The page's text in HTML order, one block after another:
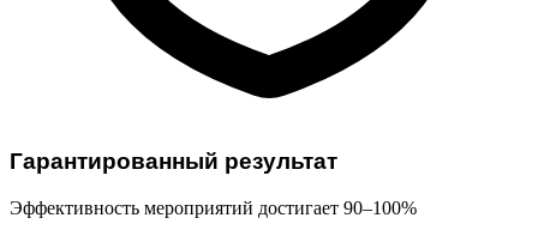
Гарантированный результат
Эффективность мероприятий достигает 90–100%